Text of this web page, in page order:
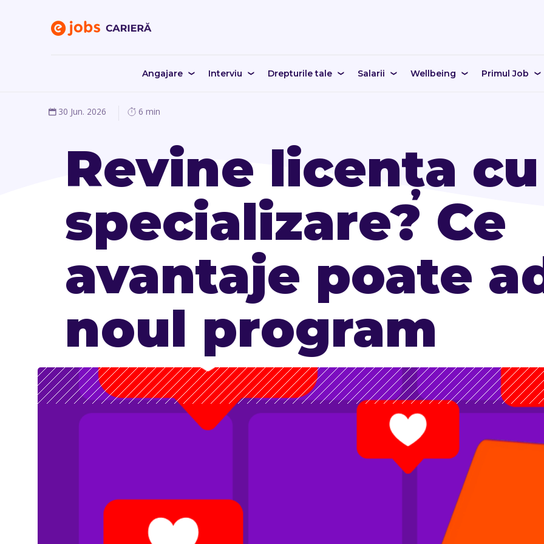
Angajare Interviu Drepturile tale Salarii Wellbeing Primul Job
30 Jun. 2026 6 min
Revine licența
specializare? Ce
avantaje poate
noul program